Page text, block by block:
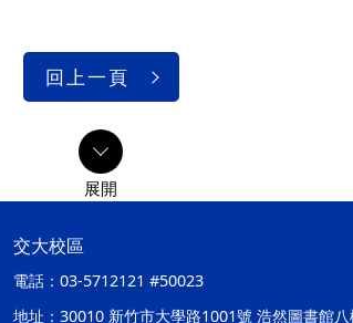
回上一頁
交大校區
電話： 03-5712121 #50023
地址： 30010 新竹市大學路1001號 浩然圖書館八